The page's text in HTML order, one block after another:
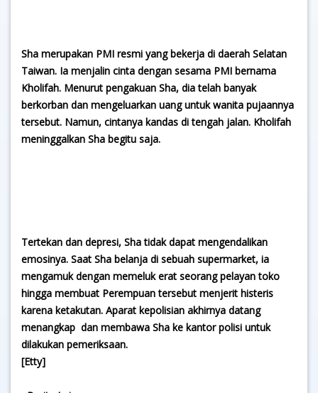
Sha merupakan PMI resmi yang bekerja di daerah Selatan
Taiwan. Ia menjalin cinta dengan sesama PMI bernama
Kholifah. Menurut pengakuan Sha, dia telah banyak
berkorban dan mengeluarkan uang untuk wanita pujaannya
tersebut. Namun, cintanya kandas di tengah jalan. Kholifah
meninggalkan Sha begitu saja.
Tertekan dan depresi, Sha tidak dapat mengendalikan
emosinya. Saat Sha belanja di sebuah supermarket, ia
mengamuk dengan memeluk erat seorang pelayan toko
hingga membuat Perempuan tersebut menjerit histeris
karena ketakutan. Aparat kepolisian akhirnya datang
menangkap dan membawa Sha ke kantor polisi untuk
dilakukan pemeriksaan.
[Etty]